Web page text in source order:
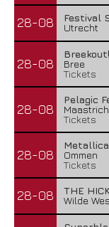
28-08
Festival
Utrecht
28-08
Bree
Tickets
28-08
Pelagic
Tickets
28-08
Ommen
Tickets
28-08
THE
Wilde